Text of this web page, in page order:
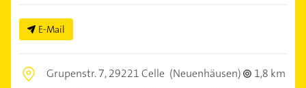
E-Mail
Grupenstr. 7,29221 Celle (Neuenhäusen)
1,8 km